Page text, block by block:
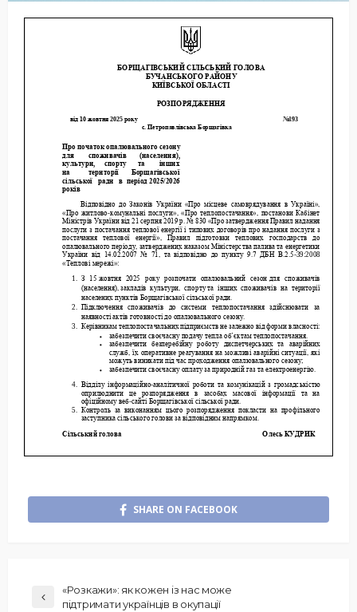
SHARE ON FACEBOOK
«Розкажи»: як кожен із нас може
підтримати українців в окупації